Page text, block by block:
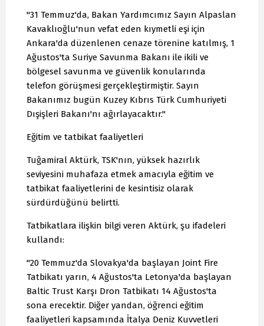
"31 Temmuz'da, Bakan Yardımcımız Sayın Alpaslan
Kavaklıoğlu'nun vefat eden kıymetli eşi için
Ankara'da düzenlenen cenaze törenine katılmış, 1
Ağustos'ta Suriye Savunma Bakanı ile ikili ve
bölgesel savunma ve güvenlik konularında
telefon görüşmesi gerçekleştirmiştir. Sayın
Bakanımız bugün Kuzey Kıbrıs Türk Cumhuriyeti
Dışişleri Bakanı'nı ağırlayacaktır."
Eğitim ve tatbikat faaliyetleri
Tuğamiral Aktürk, TSK'nın, yüksek hazırlık
seviyesini muhafaza etmek amacıyla eğitim ve
tatbikat faaliyetlerini de kesintisiz olarak
sürdürdüğünü belirtti.
Tatbikatlara ilişkin bilgi veren Aktürk, şu ifadeleri
kullandı:
"20 Temmuz'da Slovakya'da başlayan Joint Fire
Tatbikatı yarın, 4 Ağustos'ta Letonya'da başlayan
Baltic Trust Karşı Dron Tatbikatı 14 Ağustos'ta
sona erecektir. Diğer yandan, öğrenci eğitim
faaliyetleri kapsamında İtalya Deniz Kuvvetleri